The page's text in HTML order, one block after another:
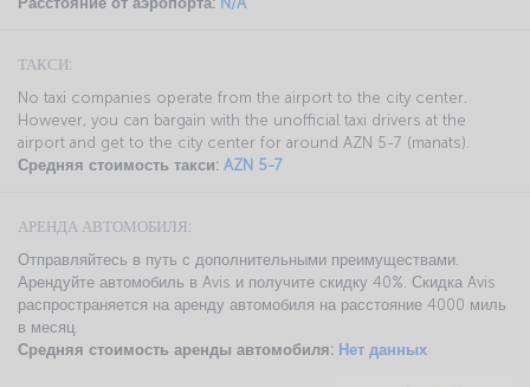
ТАКСИ:
No taxi companies operate from the airport to the city center.
However, you can bargain with the unofficial taxi drivers at the
airport and get to the city center for around AZN 5-7 (manats).
Средняя стоимость такси: AZN 5-7
АРЕНДА АВТОМОБИЛЯ:
Отправляйтесь в путь с дополнительными преимуществами.
Арендуйте автомобиль в Avis и получите скидку 40%. Скидка Avis
распространяется на аренду автомобиля на расстояние 4000 миль
в месяц.
Средняя стоимость аренды автомобиля: Нет данных